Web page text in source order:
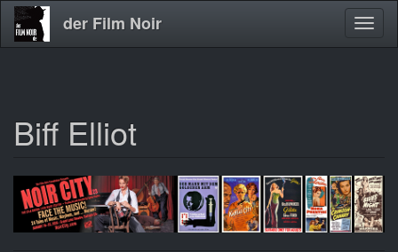
Direkt
zum
der Film Noir
Biff Elliot